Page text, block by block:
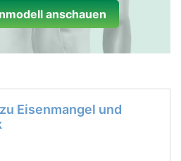
anschauen
Eisenmangel und